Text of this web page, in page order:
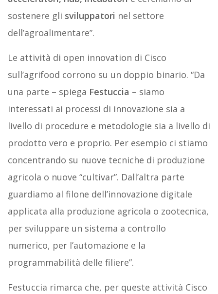
sostenere gli sviluppatori nel settore
dell’agroalimentare”.
Le attività di open innovation di Cisco
sull’agrifood corrono su un doppio binario. “Da
una parte – spiega Festuccia – siamo
interessati ai processi di innovazione sia a
livello di procedure e metodologie sia a livello di
prodotto vero e proprio. Per esempio ci stiamo
concentrando su nuove tecniche di produzione
agricola o nuove “cultivar”. Dall’altra parte
guardiamo al filone dell’innovazione digitale
applicata alla produzione agricola o zootecnica,
per sviluppare un sistema a controllo
numerico, per l’automazione e la
programmabilità delle filiere”.
Festuccia rimarca che, per queste attività Cisco